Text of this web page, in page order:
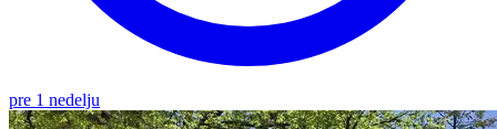
pre 1 nedelju